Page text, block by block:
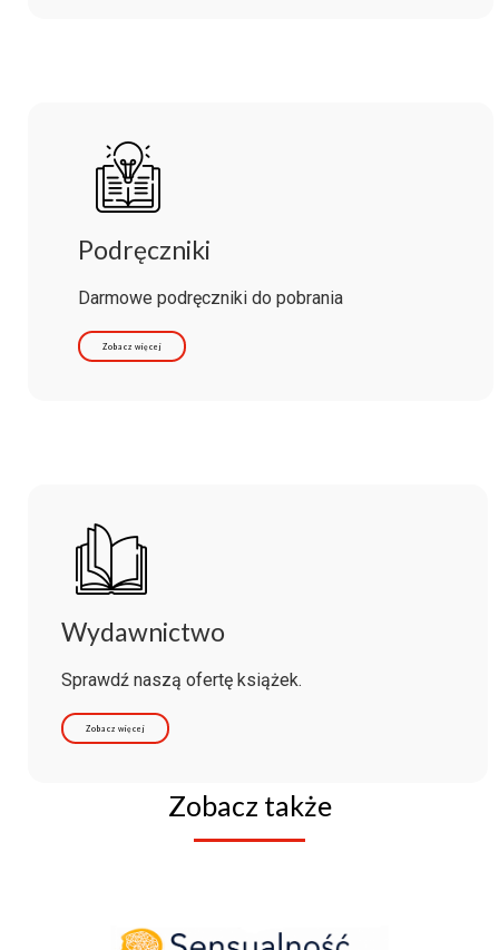
Podręczniki
Darmowe podręczniki do pobrania
Zobacz więcej
Wydawnictwo
Sprawdź naszą ofertę książek.
Zobacz więcej
Zobacz także